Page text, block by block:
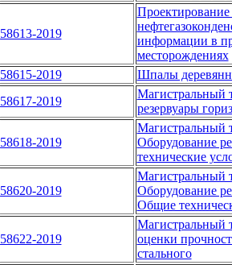
58613-2019
Проектирование
информации в
месторождениях
58615-2019 Шпалы
58617-2019
Магистральный
резервуары
58618-2019
Магистральный
Оборудование
технические
58620-2019
Магистральный
Оборудование
Общие
58622-2019
Магистральный
оценки
стального